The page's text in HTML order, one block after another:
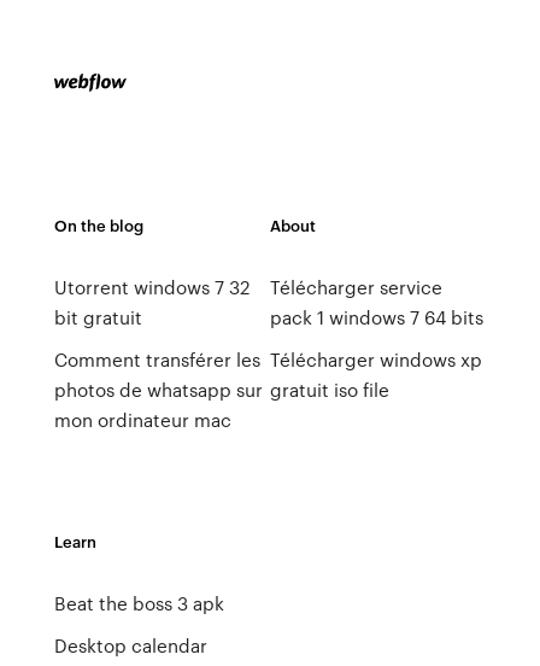
On the blog
Utorrent windows 7 32
bit gratuit
Comment transférer les
photos de whatsapp sur
mon ordinateur mac
About
Télécharger service
pack 1 windows 7 64 bits
Télécharger windows xp
gratuit iso file
Learn
Beat the boss 3 apk
Desktop calendar